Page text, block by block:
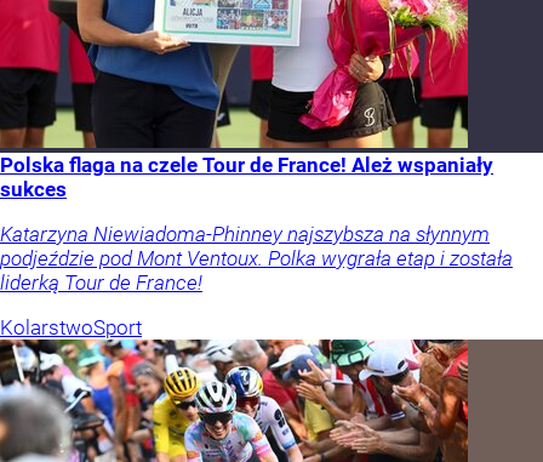
Polska flaga na czele Tour de France! Ależ wspaniały
sukces
Katarzyna Niewiadoma-Phinney najszybsza na słynnym
podjeździe pod Mont Ventoux. Polka wygrała etap i została
liderką Tour de France!
KolarstwoSport